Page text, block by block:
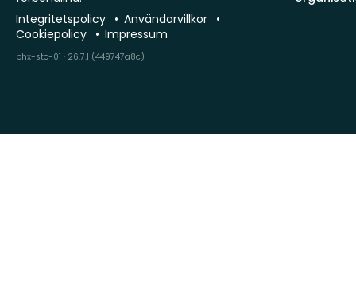
Integritetspolicy
Användarvillkor
Cookiepolicy
Impressum
phx-sto-01 · 26.7.1 (449747a8c)